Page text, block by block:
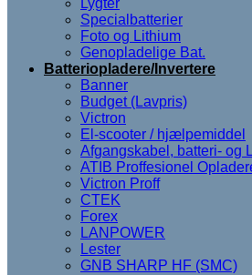
Lygter
Specialbatterier
Foto og Lithium
Genopladelige Bat.
Batteriopladere/Invertere
Banner
Budget (Lavpris)
Victron
El-scooter / hjælpemiddel
Afgangskabel, batteri- og
ATIB Proffesionel
Victron Proff
CTEK
Forex
LANPOWER
Lester
GNB SHARP HF (SMC)